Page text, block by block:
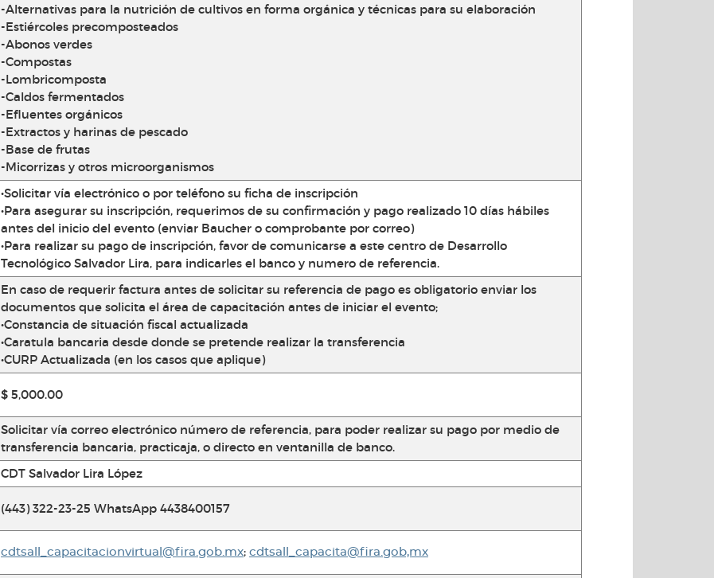
-Alternativas para la nutrición de cultivos en forma orgánica y técnicas para su elaboración
-Estiércoles precomposteados
-Abonos verdes
-Compostas
-Lombricomposta
-Caldos fermentados
-Efluentes orgánicos
-Extractos y harinas de pescado
-Base de frutas
-Micorrizas y otros microorganismos
•Solicitar vía electrónico o por teléfono su ficha de inscripción
•Para asegurar su inscripción, requerimos de su confirmación y pago realizado 10 días hábiles
antes del inicio del evento (enviar Baucher o comprobante por correo)
•Para realizar su pago de inscripción, favor de comunicarse a este centro de Desarrollo
Tecnológico Salvador Lira, para indicarles el banco y numero de referencia.
En caso de requerir factura antes de solicitar su referencia de pago es obligatorio enviar los
documentos que solicita el área de capacitación antes de iniciar el evento;
•Constancia de situación fiscal actualizada
•Caratula bancaria desde donde se pretende realizar la transferencia
•CURP Actualizada (en los casos que aplique)
$ 5,000.00
Solicitar vía correo electrónico número de referencia, para poder realizar su pago por medio de
transferencia bancaria, practicaja, o directo en ventanilla de banco.
CDT Salvador Lira López
(443) 322-23-25 WhatsApp 4438400157
cdtsall_capacitacionvirtual@fira.gob.mx; cdtsall_capacita@fira.gob,mx